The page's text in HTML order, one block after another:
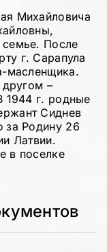
Михайловича
После
г. Сарапула
масленщика.
другом –
г. родные
Сиднев
за Родину 26
Латвии.
в поселке